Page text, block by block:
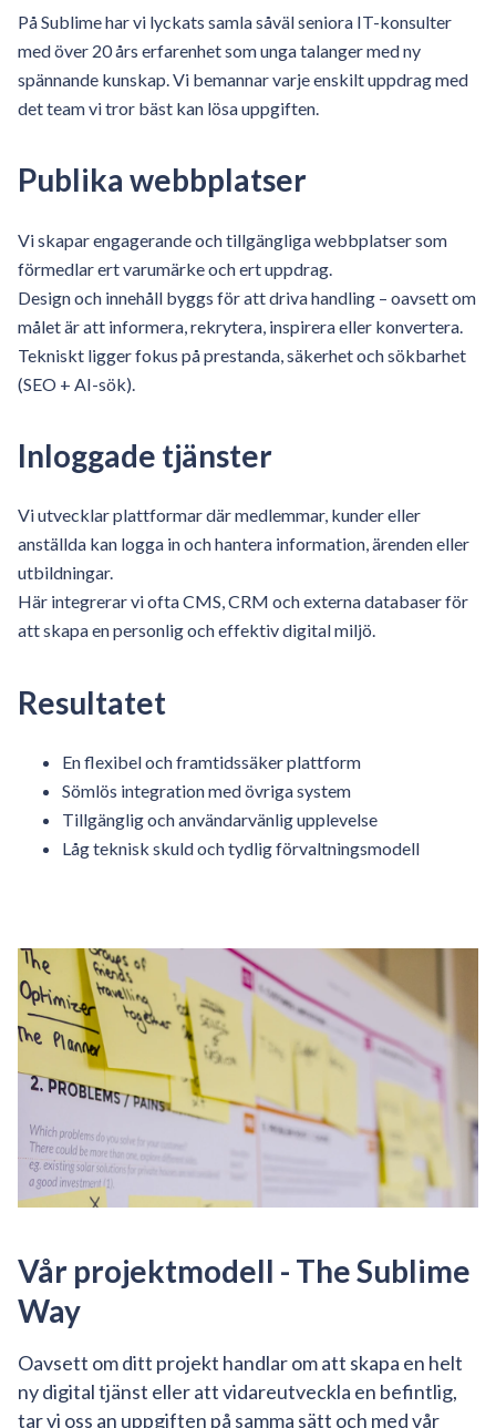
På Sublime har vi lyckats samla såväl seniora IT-konsulter
med över 20 års erfarenhet som unga talanger med ny
spännande kunskap. Vi bemannar varje enskilt uppdrag med
det team vi tror bäst kan lösa uppgiften.
Publika webbplatser
Vi skapar engagerande och tillgängliga webbplatser som
förmedlar ert varumärke och ert uppdrag.
Design och innehåll byggs för att driva handling – oavsett om
målet är att informera, rekrytera, inspirera eller konvertera.
Tekniskt ligger fokus på prestanda, säkerhet och sökbarhet
(SEO + AI-sök).
Inloggade tjänster
Vi utvecklar plattformar där medlemmar, kunder eller
anställda kan logga in och hantera information, ärenden eller
utbildningar.
Här integrerar vi ofta CMS, CRM och externa databaser för
att skapa en personlig och effektiv digital miljö.
Resultatet
En flexibel och framtidssäker plattform
Sömlös integration med övriga system
Tillgänglig och användarvänlig upplevelse
Låg teknisk skuld och tydlig förvaltningsmodell
Vår projektmodell - The Sublime
Way
Oavsett om ditt projekt handlar om att skapa en helt
ny digital tjänst eller att vidareutveckla en befintlig,
tar vi oss an uppgiften på samma sätt och med vår